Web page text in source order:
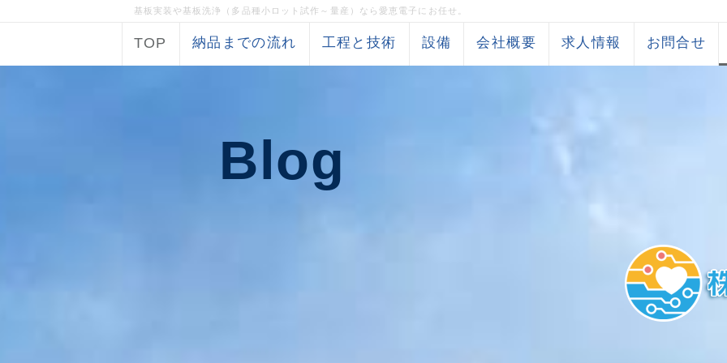
基板実装や基板洗浄（多品種小ロット試作～量産）なら愛恵電子にお任せ。
TOP 納品までの流れ 工程と技術 設備 会社概要 求人情報 お問合せ
Blog